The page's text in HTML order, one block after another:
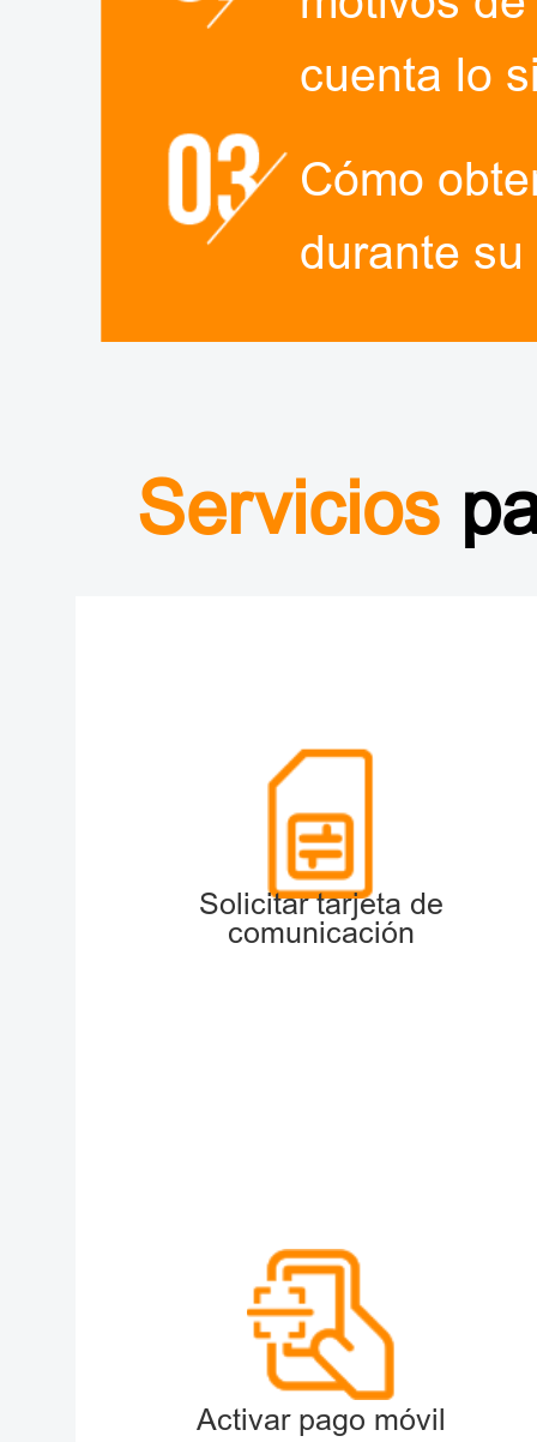
cuenta lo
Cómo
durante
Servicios
Solicitar tarjeta de
comunicación
Activar pago móvil